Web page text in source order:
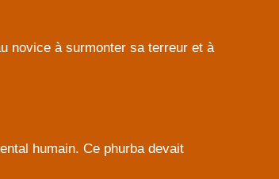
novice à surmonter sa terreur et à
humain. Ce phurba devait